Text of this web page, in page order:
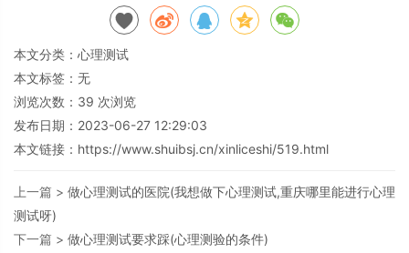
本文分类： 心理测试
本文标签：无
浏览次数： 39 次浏览
发布日期：2023-06-27 12:29:03
本文链接： https://www.shuibsj.cn/xinliceshi/519.html
上一篇 > 做心理测试的医院(我想做下心理测试,重庆哪里能进行心理
测试呀)
下一篇 > 做心理测试要求踩(心理测验的条件)